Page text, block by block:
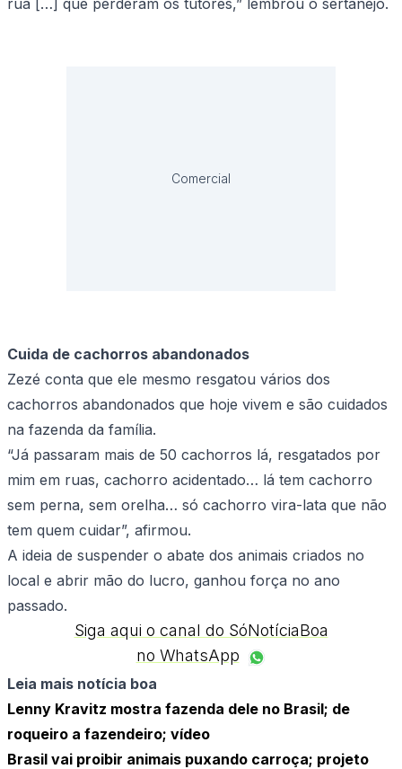
rua […] que perderam os tutores,” lembrou o sertanejo.
Comercial
Cuida de cachorros abandonados
Zezé conta que ele mesmo resgatou vários dos
cachorros abandonados que hoje vivem e são cuidados
na fazenda da família.
“Já passaram mais de 50 cachorros lá, resgatados por
mim em ruas, cachorro acidentado… lá tem cachorro
sem perna, sem orelha… só cachorro vira-lata que não
tem quem cuidar”, afirmou.
A ideia de suspender o abate dos animais criados no
local e abrir mão do lucro, ganhou força no ano
passado.
Siga aqui o canal do SóNotíciaBoa
no WhatsApp
Leia mais notícia boa
Lenny Kravitz mostra fazenda dele no Brasil; de
roqueiro a fazendeiro; vídeo
Brasil vai proibir animais puxando carroça; projeto